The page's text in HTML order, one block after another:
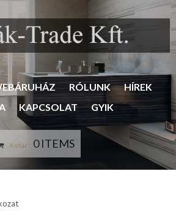
RÓLUNK
HÍREK
KAPCSOLAT GYIK
Kosár: 0 ITEMS